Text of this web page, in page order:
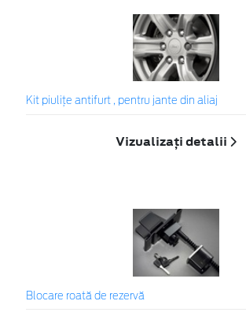
Kit piuliţe antifurt , pentru jante din aliaj
Vizualizați detalii
Blocare roată de rezervă